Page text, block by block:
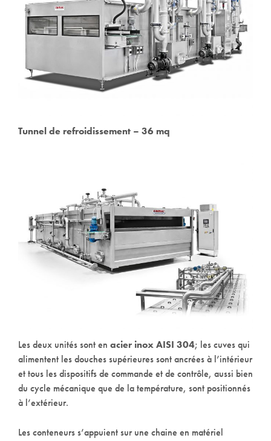
Tunnel de refroidissement – 36 mq
Les deux unités sont en acier inox AISI 304; les cuves qui
alimentent les douches supérieures sont ancrées à l’intérieur
et tous les dispositifs de commande et de contrôle, aussi bien
du cycle mécanique que de la température, sont positionnés
à l’extérieur.
Les conteneurs s’appuient sur une chaine en matériel